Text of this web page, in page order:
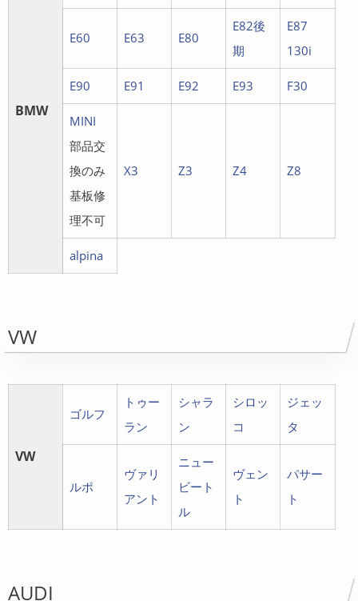
BMW
E60 E63 E80
E82後
期
E87
130i
E90 E91 E92 E93 F30
MINI
部品交
換のみ
基板修
理不可
X3 Z3 Z4 Z8
alpina
VW
VW
ゴルフ
トゥー
ラン
シャラ
ン
シロッ
コ
ジェッ
タ
ルポ
ヴァリ
アント
ニュー
ビート
ル
ヴェン
ト
パサー
ト
AUDI